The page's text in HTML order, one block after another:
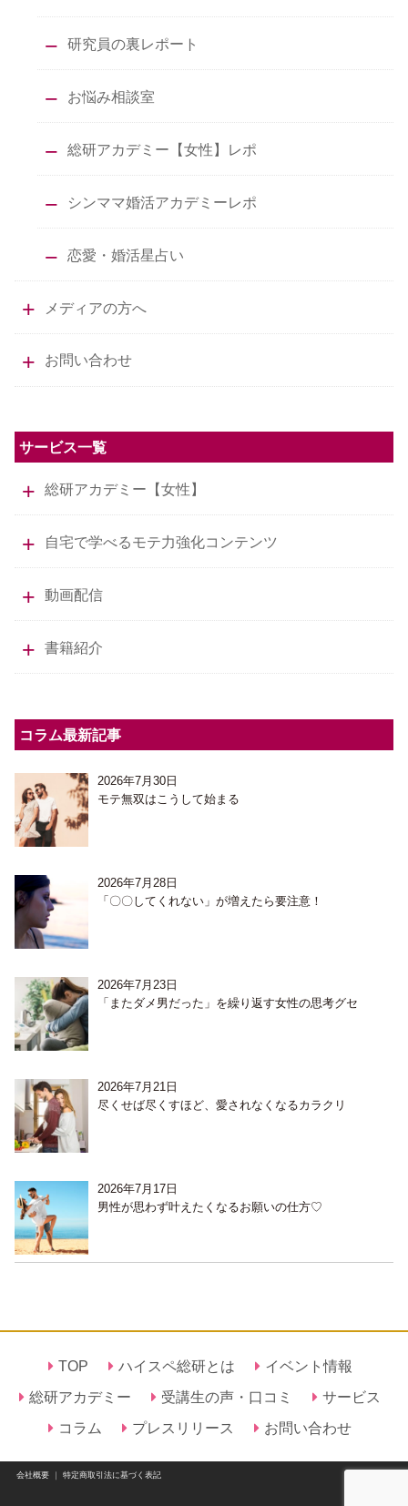
研究員の裏レポート
お悩み相談室
総研アカデミー【女性】レポ
シンママ婚活アカデミーレポ
恋愛・婚活星占い
メディアの方へ
お問い合わせ
サービス一覧
総研アカデミー【女性】
自宅で学べるモテ力強化コンテンツ
動画配信
書籍紹介
コラム最新記事
2026年7月30日
モテ無双はこうして始まる
2026年7月28日
「〇〇してくれない」が増えたら要注意！
2026年7月23日
「またダメ男だった」を繰り返す女性の思考グセ
2026年7月21日
尽くせば尽くすほど、愛されなくなるカラクリ
2026年7月17日
男性が思わず叶えたくなるお願いの仕方♡
TOP ハイスペ総研とは
イベント情報
総研アカデミー
受講生の声・口コミ
サービス
コラム
プレスリリース お問い合わせ
会社概要｜ 特定商取引法に基づく表記